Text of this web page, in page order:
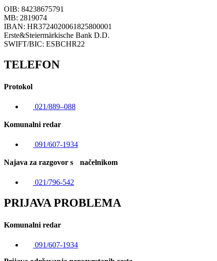
OIB: 84238675791
MB: 2819074
IBAN: HR3724020061825800001
Erste&Steiermärkische Bank D.D.
SWIFT/BIC: ESBCHR22
TELEFON
Protokol
021/889–088
Komunalni redar
091/607-1934
Najava za razgovor s načelnikom
021/796-542
PRIJAVA PROBLEMA
Komunalni redar
091/607-1934